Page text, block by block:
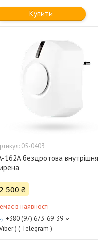
Купити
05-0403
162A бездротова внутрішня
2 500 ₴
в наявності
+380 (97) 673-69-39
) ( Telegram )